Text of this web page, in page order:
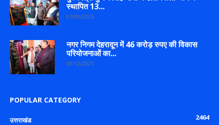
स्थापित 13...
07/09/2025
नगर निगम देहरादून में 46 करोड़ रुपए की विकास
परियोजनाओं का...
09/12/2025
POPULAR CATEGORY
उत्तराखंड
2464